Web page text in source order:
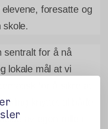
foresatte og
skole.
sentralt for å nå
lokale mål at vi
knyttet til både
av egen rolle i